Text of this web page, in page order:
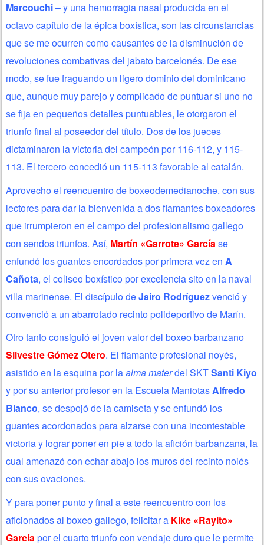
Marcouchi– y una hemorragia nasal producida en el
octavo capítulo de la épica boxística, son las circunstancias
que se me ocurren como causantes de la disminución de
revoluciones combativas del jabato barcelonés. De ese
modo, se fue fraguando un ligero dominio del dominicano
que, aunque muy parejo y complicado de puntuar si uno no
se fija en pequeños detalles puntuables, le otorgaron el
triunfo final al poseedor del título. Dos de los jueces
dictaminaron la victoria del campeón por 116-112, y 115-
113. El tercero concedió un 115-113 favorable al catalán.
Aprovecho el reencuentro de boxeodemedianoche. con sus
lectores para dar la bienvenida a dos flamantes boxeadores
que irrumpieron en el campo del profesionalismo gallego
con sendos triunfos. Así, Martín «Garrote» Garcíase
enfundó los guantes encordados por primera vez enA
Cañota, el coliseo boxístico por excelencia sito en la naval
villa marinense. El discípulo deJairo Rodríguezvenció y
convenció a un abarrotado recinto polideportivo de Marín.
Otro tanto consiguió el joven valor del boxeo barbanzano
Silvestre Gómez Otero. El flamante profesional noyés,
asistido en la esquina por laalma materdel SKTSanti Kiyo
y por su anterior profesor en la Escuela ManiotasAlfredo
Blanco, se despojó de la camiseta y se enfundó los
guantes acordonados para alzarse con una incontestable
victoria y lograr poner en pie a todo la afición barbanzana, la
cual amenazó con echar abajo los muros del recinto noiés
con sus ovaciones.
Y para poner punto y final a este reencuentro con los
aficionados al boxeo gallego, felicitar a Kike «Rayito»
Garcíapor el cuarto triunfo con vendaje duro que le permite